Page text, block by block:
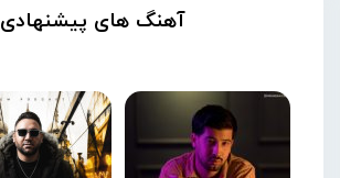
آهنگ های پیشنهادی